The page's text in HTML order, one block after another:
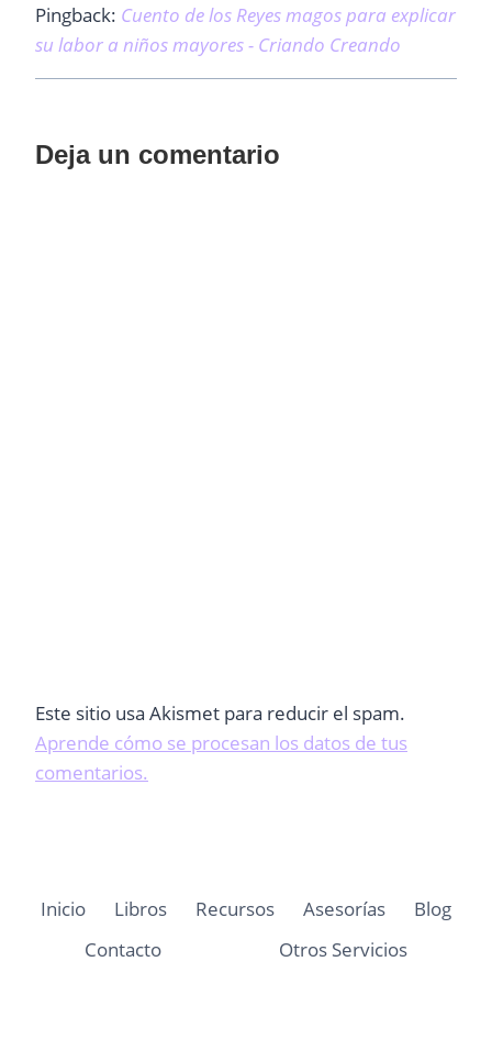
Pingback: Cuento de los Reyes magos para explicar
su labor a niños mayores - Criando Creando
Deja un comentario
Este sitio usa Akismet para reducir el spam.
Aprende cómo se procesan los datos de tus
comentarios.
Inicio Libros Recursos Asesorías
Blog
Contacto
Otros Servicios